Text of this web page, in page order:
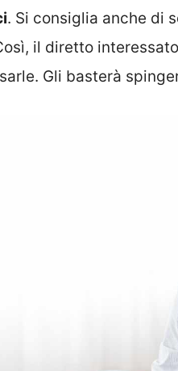
. Si consiglia anche di
il diretto
Gli basterà